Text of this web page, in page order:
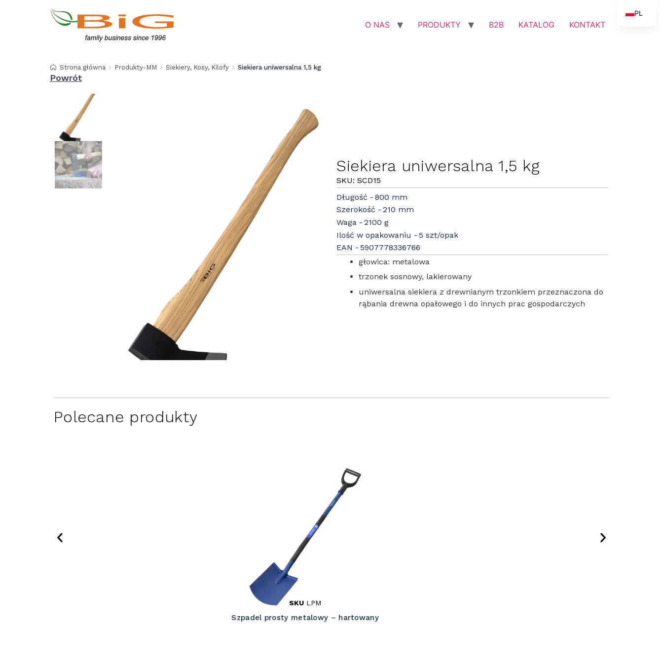
O NAS PRODUKTY B2B KATALOG KONTAKT
Strona główna Produkty-MM Siekiery, Kosy, Kilofy Siekiera uniwersalna 1,5 kg
Powrót
Siekiera uniwersalna 1,5 kg
SKU: SCD15
Długość
800 mm
Szerokość
210 mm
Waga
2100 g
Ilość w opakowaniu
5 szt/opak
EAN
5907778336766
głowica: metalowa
trzonek sosnowy, lakierowany
uniwersalna siekiera z drewnianym trzonkiem przeznaczona do
rąbania drewna opałowego i do innych prac gospodarczych
Polecane produkty
Szpadel prosty metalowy – hartowany
SKU LPM
PL